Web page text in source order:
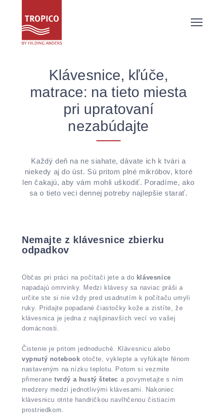
Klávesnice, kľúče,
matrace: na tieto miesta
pri upratovaní
nezabúdajte
Každý deň na ne siahate, dávate ich k tvári a
niekedy aj do úst. Sú pritom plné mikróbov, ktoré
len čakajú, aby vám mohli uškodiť. Poradíme, ako
sa o tieto veci dennej potreby najlepšie starať.
Nemajte z klávesnice zbierku
odpadkov
Občas pri práci na počítači jete a do klávesnice
napadajú omrvinky. Medzi klávesy sa naviac práši a
určite ste si nie vždy pred usadnutím k počítaču umyli
ruky. Pridajte popadané čiastočky kože a zistíte, že
klávesnica je jedna z najšpinavších vecí vo vašej
domácnosti.
Čistenie je pritom jednoduché. Klávesnicu alebo
vypnutý notebook otočte, vyklepte a vyfúkajte fénom
nastaveným na nízku teplotu. Potom si vezmite
přimerane tvrdý a hustý štetec a povymetajte s ním
medzery medzi jednotlivými klávesami. Nakoniec
klávesnicu otrite handričkou navlhčenou čistiacim
prostriedkom.